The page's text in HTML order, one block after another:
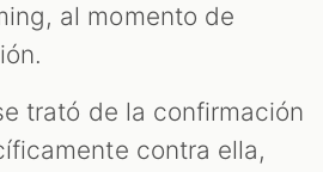
al momento de
trató de la confirmación
contra ella,